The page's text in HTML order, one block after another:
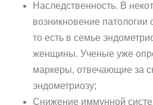
Наследственность. В
возникновение патологии
то есть в семье
женщины. Ученые уже
маркеры, отвечающие за
эндометриозу;
Снижение иммунной